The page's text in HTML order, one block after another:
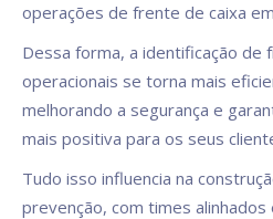
operações de frente de caixa
Dessa forma, a identificação
operacionais se torna mais
melhorando a segurança e
mais positiva para os seus
Tudo isso influencia na
prevenção, com times